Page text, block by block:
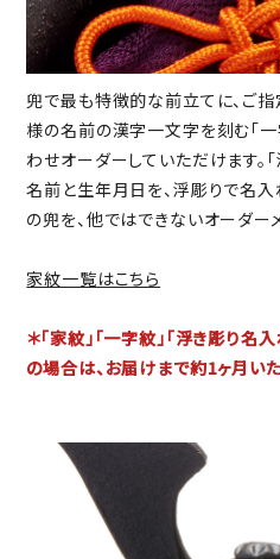
兜で最も特徴的な前立てに、ご指
様の名前の漢字一文字を刻む「
わせオーダーしていただけます。
名前と生年月日を、浮彫りで名
の兜を、他ではできないオーダー
家紋一覧はこちら
＊「家紋」「一字紋」「浮き彫り名
の場合は、お届けまで約1ヶ月いた